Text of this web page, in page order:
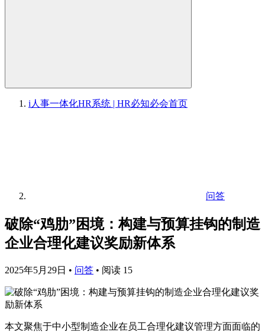
i人事一体化HR系统 | HR必知必会首页
问答
破除“鸡肋”困境：构建与预算挂钩的制造
企业合理化建议奖励新体系
2025年5月29日 • 问答 • 阅读 15
本文聚焦于中小型制造企业在员工合理化建议管理方面面临的